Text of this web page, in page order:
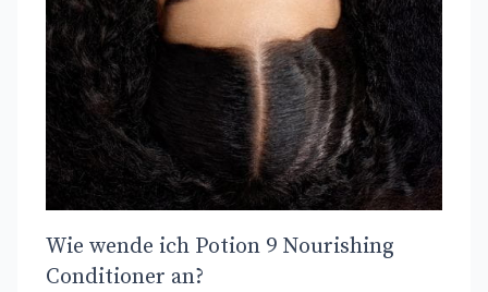
Wie wende ich Potion 9 Nourishing
Conditioner an?